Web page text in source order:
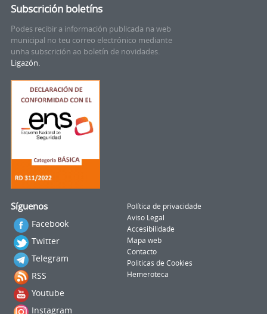
Subscrición boletíns
Podes recibir a información publicada na web
municipal no teu correo electrónico mediante
unha subscrición ao boletín de novidades.
Ligazón.
Síguenos
Facebook
Twitter
Telegram
RSS
Youtube
Instagram
Política de privacidade
Aviso Legal
Accesibilidade
Mapa web
Contacto
Politicas de Cookies
Hemeroteca